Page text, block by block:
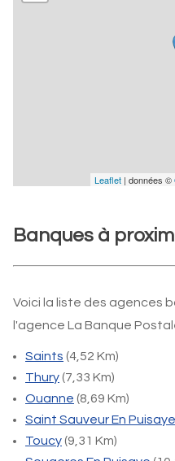
Leaflet | données ©
Banques à
Voici la liste des agences
l'agence La Banque
Saints (4,52 Km)
Thury(7,33 Km)
Ouanne (8,69 Km)
Saint Sauveur En Puisaye
Toucy(9,31 Km)